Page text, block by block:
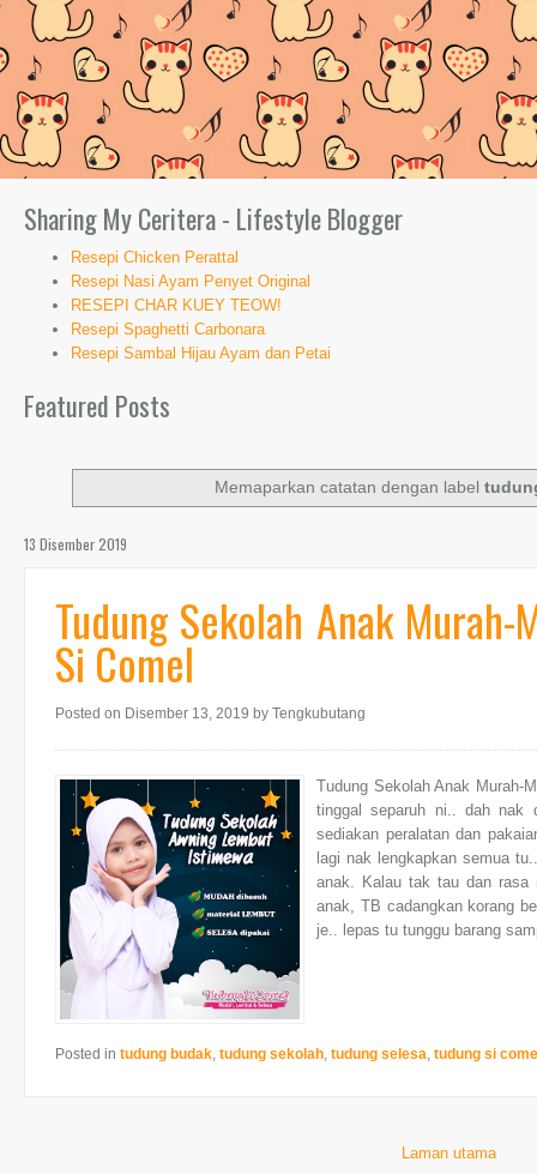
Sharing My Ceritera - Lifestyle Blogger
Resepi Chicken Perattal
Resepi Nasi Ayam Penyet Original
RESEPI CHAR KUEY TEOW!
Resepi Spaghetti Carbonara
Resepi Sambal Hijau Ayam dan Petai
Featured Posts
Memaparkan catatan dengan label
13 Disember 2019
Tudung Sekolah Anak
Si Comel
Posted on Disember 13, 2019 by Tengkubutang
Tudung Sekolah Anak Murah-
tinggal separuh ni.. dah nak
sediakan peralatan dan
lagi nak lengkapkan semua
anak. Kalau tak tau dan rasa
anak, TB cadangkan korang
je.. lepas tu tunggu barang
Posted in tudung budak tudung sekolah tudung selesa tudung si
Laman utama